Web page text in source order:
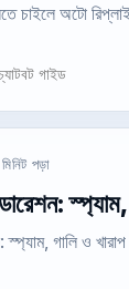
চাইলে অটো
গাইড
পড়া
স্প্যাম,
গালি ও